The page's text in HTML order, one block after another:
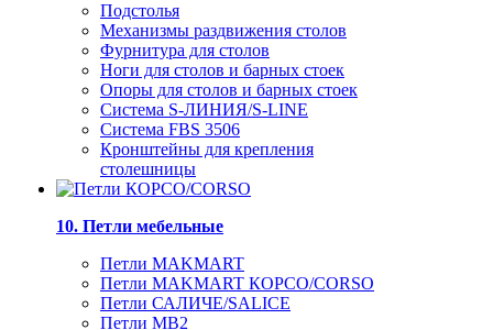
Подстолья
Механизмы раздвижения столов
Фурнитура для столов
Ноги для столов и барных стоек
Опоры для столов и барных стоек
Система S-ЛИНИЯ/S-LINE
Система FBS 3506
Кронштейны для крепления
столешницы
10. Петли мебельные
Петли MAKMART
Петли MAKMART КОРСО/CORSO
Петли САЛИЧЕ/SALICE
Петли MB2